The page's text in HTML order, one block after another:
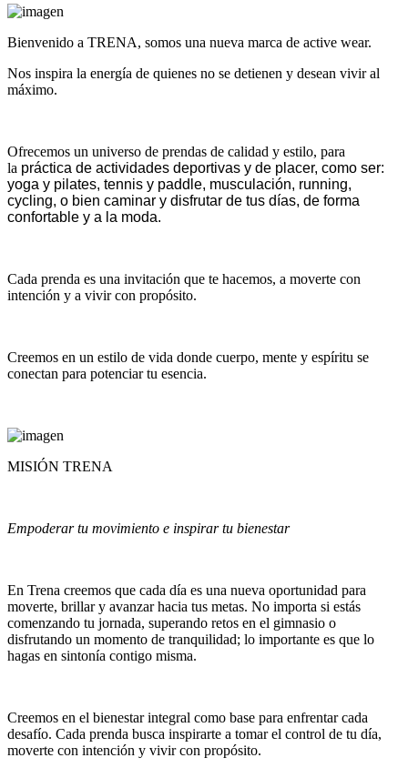
Bienvenido a TRENA, somos una nueva marca de active wear.
Nos inspira la energía de quienes no se detienen y desean vivir al
máximo.
Ofrecemos un universo de prendas de calidad y estilo, para
la práctica de actividades deportivas y de placer, como ser:
yoga y pilates, tennis y paddle, musculación, running,
cycling, o bien caminar y disfrutar de tus días, de forma
confortable y a la moda.
Cada prenda es una invitación que te hacemos, a moverte con
intención y a vivir con propósito.
Creemos en un estilo de vida donde cuerpo, mente y espíritu se
conectan para potenciar tu esencia.
MISIÓN TRENA
Empoderar tu movimiento e inspirar tu bienestar
En Trena creemos que cada día es una nueva oportunidad para
moverte, brillar y avanzar hacia tus metas. No importa si estás
comenzando tu jornada, superando retos en el gimnasio o
disfrutando un momento de tranquilidad; lo importante es que lo
hagas en sintonía contigo misma.
Creemos en el bienestar integral como base para enfrentar cada
desafío. Cada prenda busca inspirarte a tomar el control de tu día,
moverte con intención y vivir con propósito.